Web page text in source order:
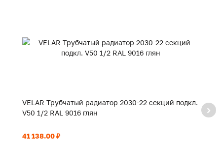
VELAR Трубчатый радиатор 2030-22 секций подкл.
V50 1/2 RAL 9016 глян
41 138.00 ₽